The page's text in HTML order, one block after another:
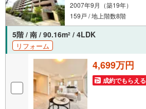
2007年9月（築19年）
159戸 / 地上階数8階
5階 / 南 / 90.16m2 / 4LDK
リフォーム
4,699万円
成約でもらえる